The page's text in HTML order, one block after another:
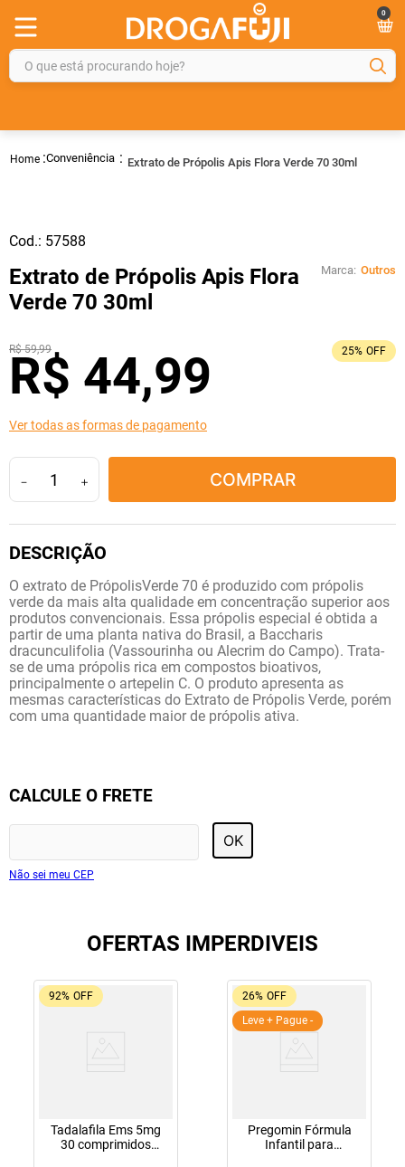
0
O que está procurando hoje?
Conveniência Extrato de Própolis Apis Flora Verde 70 30ml
Cod.: 57588
Extrato de Própolis Apis Flora
Verde 70 30ml
Marca: Outros
R$ 59,99
R$ 44,99 25% OFF
Ver todas as formas de pagamento
＋
－ COMPRAR
O extrato de PrópolisVerde 70 é produzido com própolis
verde da mais alta qualidade em concentração superior aos
produtos convencionais. Essa própolis especial é obtida a
partir de uma planta nativa do Brasil, a Baccharis
dracunculifolia (Vassourinha ou Alecrim do Campo). Trata-
se de uma própolis rica em compostos bioativos,
principalmente o artepelin C. O produto apresenta as
mesmas características do Extrato de Própolis Verde, porém
com uma quantidade maior de própolis ativa.
CALCULE O FRETE
OK
Não sei meu CEP
OFERTAS IMPERDIVEIS
92% OFF
Tadalafila Ems 5mg
30 comprimidos
26% OFF
Leve + Pague -
Pregomin Fórmula
Infantil para
4º
rosuvastatina 20mg
protetor solar
6º
shampoo
8º
sveda
9º
tadalafila
10º soro fisiológico